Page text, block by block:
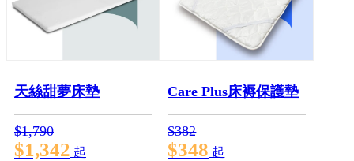
天絲甜夢床墊
$1,790
$1,342 起
Care Plus床褥保護墊
$382
$348 起